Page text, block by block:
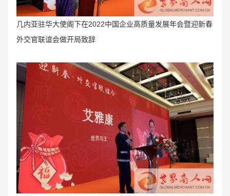
几内亚驻华大使阁下在2022中国企业高质量发展年会暨迎新春
外交官联谊会做开局致辞